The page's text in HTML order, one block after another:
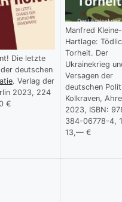
Die letzte
deutschen
. Verlag der
2023, 224
€
Manfred Kleine-
Hartlage:
Torheit. Der
Ukrainekrieg
Versagen der
deutschen
Kolkraven,
2023, ISBN:
384-06778-4,
13,— €